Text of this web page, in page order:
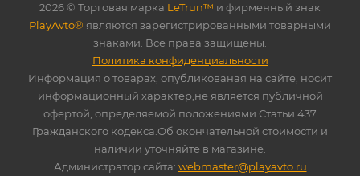
2026 © Торговая марка LeTrun™ и фирменный знак
PlayAvto® являются зарегистрированными товарными
знаками. Все права защищены.
Политика конфиденциальности
Информация о товарах, опубликованая на сайте, носит
информационный характер,не является публичной
офертой, определяемой положениями Статьи 437
Гражданского кодекса.Об окончательной стоимости и
наличии уточняйте в магазине.
Администратор сайта: webmaster@playavto.ru